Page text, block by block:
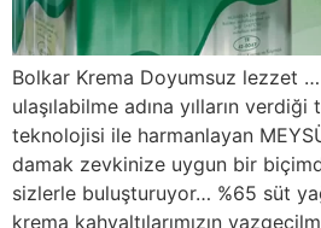
Bolkar Krema Doyumsuz lezzet
ulaşılabilme adına yılların
teknolojisi ile harmanlayan
damak zevkinize uygun bir
sizlerle buluşturuyor… %65 süt
krema kahvaltılarımızın